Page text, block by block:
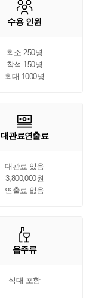
수용 인원
최소 250명
착석 150명
최대 1000명
대관료연출료
대관료 있음
3,800,000원
연출료 없음
음주류
식대 포함